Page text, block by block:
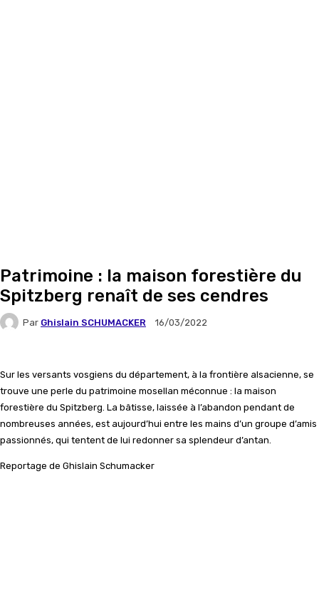
Patrimoine : la maison forestière du
Spitzberg renaît de ses cendres
Par Ghislain SCHUMACKER 16/03/2022
Sur les versants vosgiens du département, à la frontière alsacienne, se
trouve une perle du patrimoine mosellan méconnue : la maison
forestière du Spitzberg. La bâtisse, laissée à l’abandon pendant de
nombreuses années, est aujourd’hui entre les mains d’un groupe d’amis
passionnés, qui tentent de lui redonner sa splendeur d’antan.
Reportage de Ghislain Schumacker